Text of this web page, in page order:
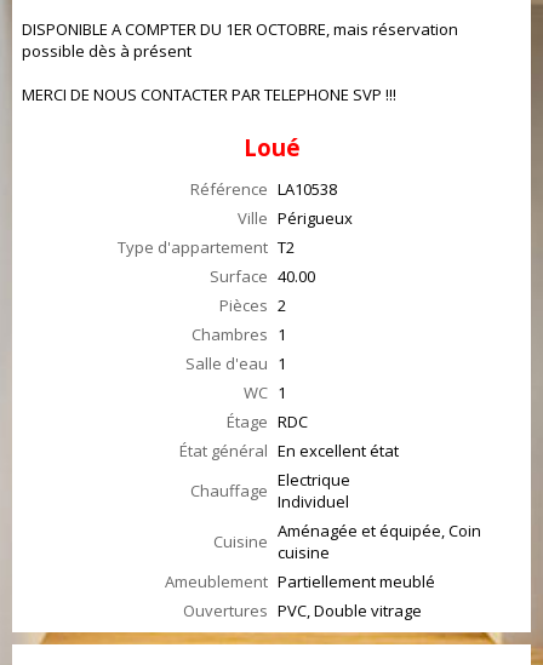
DISPONIBLE A COMPTER DU 1ER OCTOBRE, mais réservation
possible dès à présent
MERCI DE NOUS CONTACTER PAR TELEPHONE SVP !!!
Loué
Référence LA10538
Ville Périgueux
Type d'appartement T2
Surface 40.00
Pièces 2
Chambres 1
Salle d'eau 1
WC 1
Étage RDC
État général En excellent état
Chauffage Electrique
Individuel
Cuisine Aménagée et équipée, Coin
cuisine
Ameublement Partiellement meublé
Ouvertures PVC, Double vitrage